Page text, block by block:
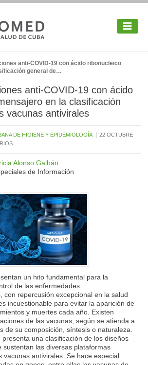
anti-COVID-19 con ácido ribonucleico
general de…
anti-COVID-19 con ácido
en la clasificación
vacunas antivirales
DE HIGIENE Y EPIDEMIOLOGÍA | 22 OCTUBRE
Alonso Galbán
de Información
un hito fundamental para la
de las enfermedades
con repercusión excepcional en la salud
incuestionable para evitar la aparición de
y muertes cada año. Existen
de las vacunas, según se atienda a
de su composición, síntesis o naturaleza.
presenta una clasificación de los diseños
sustentan las diversas plataformas
vacunas antivirales. Se hace especial